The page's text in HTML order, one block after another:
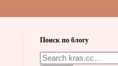
Поиск по блогу